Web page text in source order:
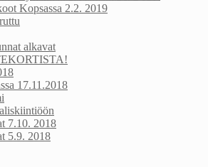
Kopsassa 2.2. 2019
alkavat
17.11.2018
7.10. 2018
5.9. 2018